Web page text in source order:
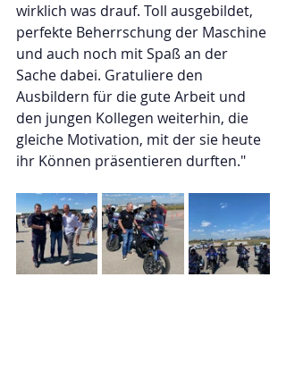
wirklich was drauf. Toll ausgebildet,
perfekte Beherrschung der Maschine
und auch noch mit Spaß an der
Sache dabei. Gratuliere den
Ausbildern für die gute Arbeit und
den jungen Kollegen weiterhin, die
gleiche Motivation, mit der sie heute
ihr Können präsentieren durften."